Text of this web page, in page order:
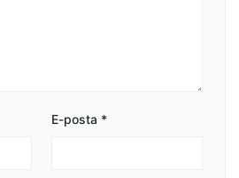
E-posta *